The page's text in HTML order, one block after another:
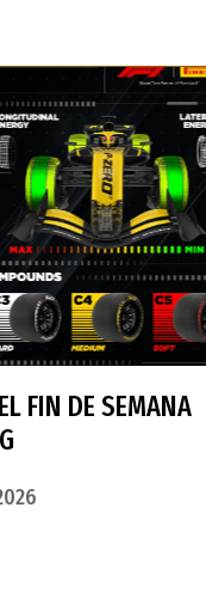
FIN DE SEMANA